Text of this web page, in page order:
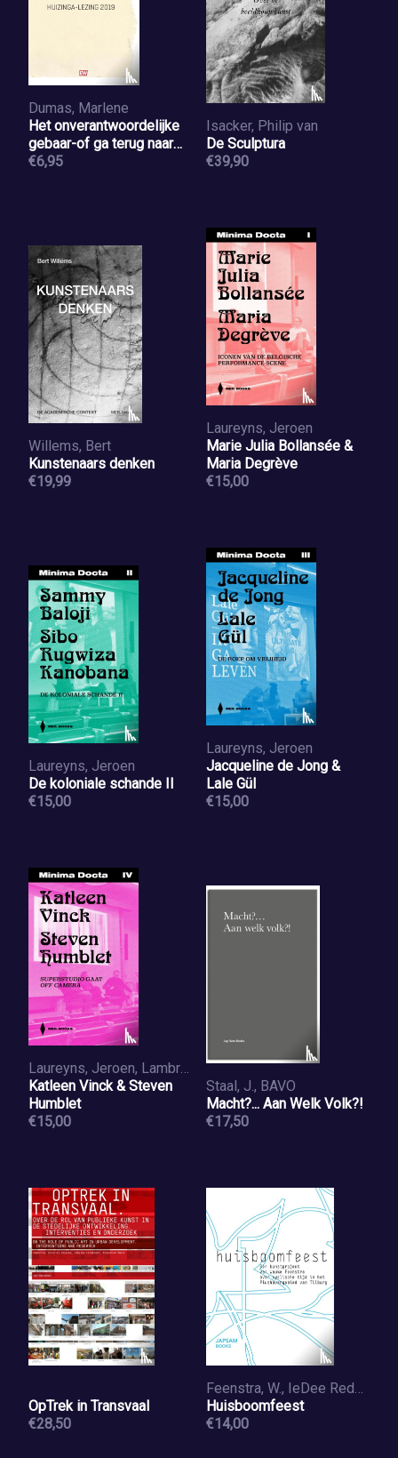
Dumas, Marlene
Het onverantwoordelijke
gebaar-of ga terug naar
waar je vandaan komt
€6,95
Isacker, Philip van
De Sculptura
€39,90
Willems, Bert
Kunstenaars denken
€19,99
Laureyns, Jeroen
Marie Julia Bollansée &
Maria Degrève
€15,00
Laureyns, Jeroen
De koloniale schande II
€15,00
Laureyns, Jeroen
Jacqueline de Jong &
Lale Gül
€15,00
Laureyns, Jeroen, Lambrecht, Wim
Katleen Vinck & Steven
Humblet
€15,00
Staal, J., BAVO
Macht?... Aan Welk Volk?!
€17,50
OpTrek in Transvaal
€28,50
Feenstra, W., IeDee Redaxioneel
Huisboomfeest
€14,00